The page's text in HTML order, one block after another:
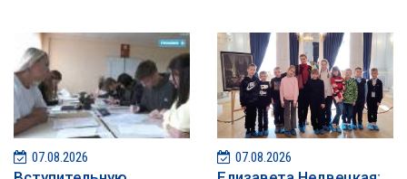
07.08.2026 07.08.2026